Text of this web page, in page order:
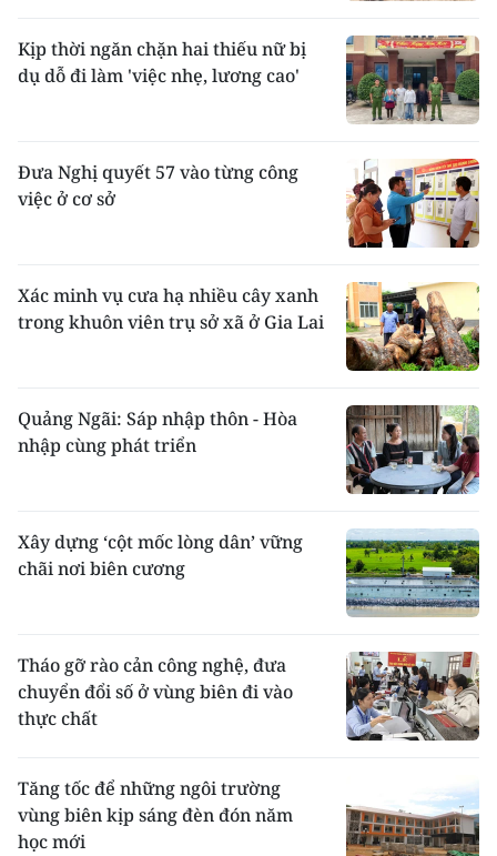
Kịp thời ngăn chặn hai thiếu nữ bị
dụ dỗ đi làm 'việc nhẹ, lương cao'
Đưa Nghị quyết 57 vào từng công
việc ở cơ sở
Xác minh vụ cưa hạ nhiều cây xanh
trong khuôn viên trụ sở xã ở Gia Lai
Quảng Ngãi: Sáp nhập thôn - Hòa
nhập cùng phát triển
Xây dựng ‘cột mốc lòng dân’ vững
chãi nơi biên cương
Tháo gỡ rào cản công nghệ, đưa
chuyển đổi số ở vùng biên đi vào
thực chất ​
Tăng tốc để những ngôi trường
vùng biên kịp sáng đèn đón năm
học mới